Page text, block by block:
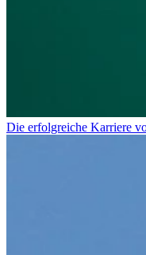
Die erfolgreiche Karriere